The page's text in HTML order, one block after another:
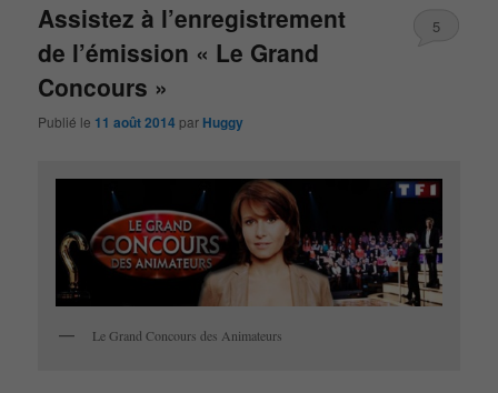
Assistez à l’enregistrement
de l’émission « Le Grand
Concours »
Publié le 11 août 2014 par Huggy
5
Le Grand Concours des Animateurs